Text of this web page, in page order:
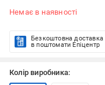
Немає в наявності
Безкоштовна доставка
в поштомати Епіцентр
Колір виробника: